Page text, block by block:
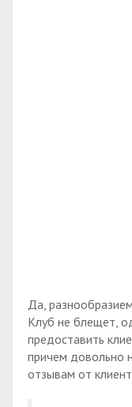
Да,
Клуб не блещет,
предоставить
причем довольно
отзывам от